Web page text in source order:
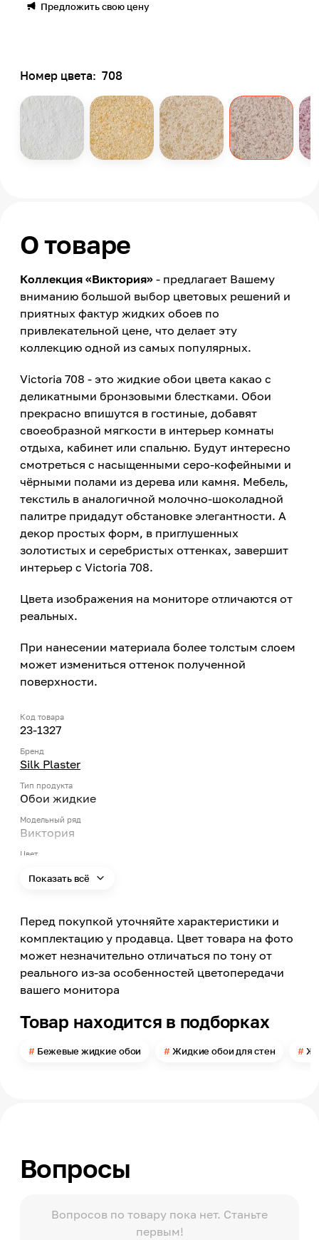
Предложить свою цену
Номер цвета: 708
О товаре
Коллекция «Виктория» - предлагает Вашему
вниманию большой выбор цветовых решений и
приятных фактур жидких обоев по
привлекательной цене, что делает эту
коллекцию одной из самых популярных.
Victoria 708 - это жидкие обои цвета какао с
деликатными бронзовыми блестками. Обои
прекрасно впишутся в гостиные, добавят
своеобразной мягкости в интерьер комнаты
отдыха, кабинет или спальню. Будут интересно
смотреться с насыщенными серо-кофейными и
чёрными полами из дерева или камня. Мебель,
текстиль в аналогичной молочно-шоколадной
палитре придадут обстановке элегантности. А
декор простых форм, в приглушенных
золотистых и серебристых оттенках, завершит
интерьер с Victoria 708.
Цвета изображения на мониторе отличаются от
реальных.
При нанесении материала более толстым слоем
может измениться оттенок полученной
поверхности.
Код товара
23-1327
Бренд
Silk Plaster
Тип продукта
Обои жидкие
Модельный ряд
Виктория
Цвет
Номер цвета
708
Поверхность
Рельефная
Типы помещений
Сухие помещения
Поверхность применения
Стена, Потолок
3,5-4
Пакет
Показать всё
Перед покупкой уточняйте характеристики и
комплектацию у продавца. Цвет товара на фото
может незначительно отличаться по тону от
реального из-за особенностей цветопередачи
вашего монитора
Товар находится в подборках
Бежевые жидкие обои Жидкие обои для стен
Вопросы
Вопросов по товару пока нет. Станьте
первым!